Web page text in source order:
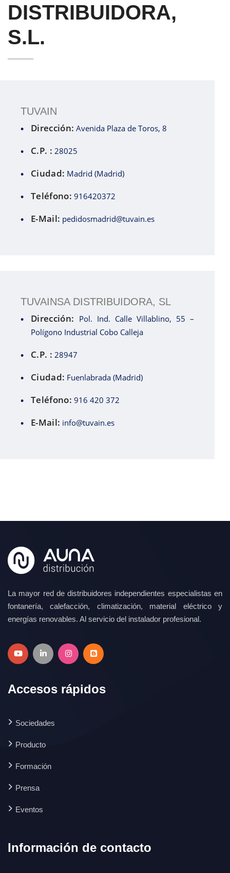
DISTRIBUIDORA,
S.L.
TUVAIN
Dirección: Avenida Plaza de Toros, 8
C.P. : 28025
Ciudad: Madrid (Madrid)
Teléfono: 916420372
E-Mail: pedidosmadrid@tuvain.es
TUVAINSA DISTRIBUIDORA, SL
Dirección: Pol. Ind. Calle Villablino, 55 –
Polígono Industrial Cobo Calleja
C.P. : 28947
Ciudad: Fuenlabrada (Madrid)
Teléfono: 916 420 372
E-Mail: info@tuvain.es
La mayor red de distribuidores independientes especialistas en
fontanería, calefacción, climatización, material eléctrico y
energías renovables. Al servicio del instalador profesional.
Accesos rápidos
Sociedades
Producto
Formación
Prensa
Eventos
Información de contacto